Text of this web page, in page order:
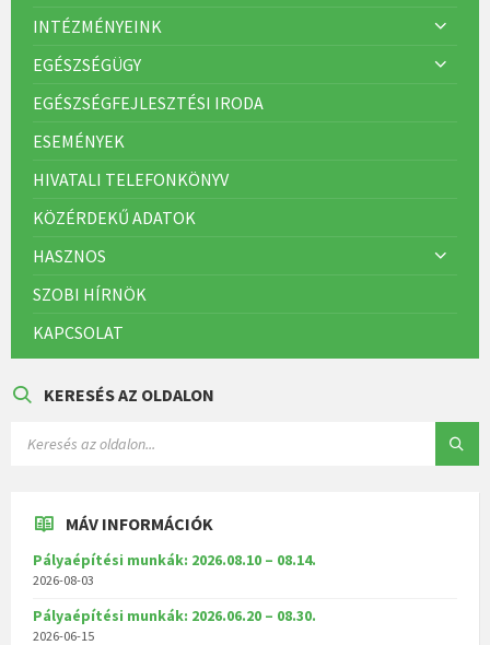
INTÉZMÉNYEINK
EGÉSZSÉGÜGY
EGÉSZSÉGFEJLESZTÉSI IRODA
ESEMÉNYEK
HIVATALI TELEFONKÖNYV
KÖZÉRDEKŰ ADATOK
HASZNOS
SZOBI HÍRNÖK
KAPCSOLAT
KERESÉS AZ OLDALON
MÁV INFORMÁCIÓK
Pályaépítési munkák: 2026.08.10 – 08.14.
2026-08-03
Pályaépítési munkák: 2026.06.20 – 08.30.
2026-06-15